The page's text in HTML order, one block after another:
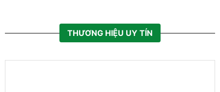
THƯƠNG HIỆU UY TÍN